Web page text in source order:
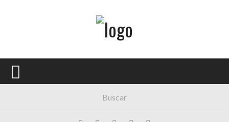
PORTADA
FESTIVALES